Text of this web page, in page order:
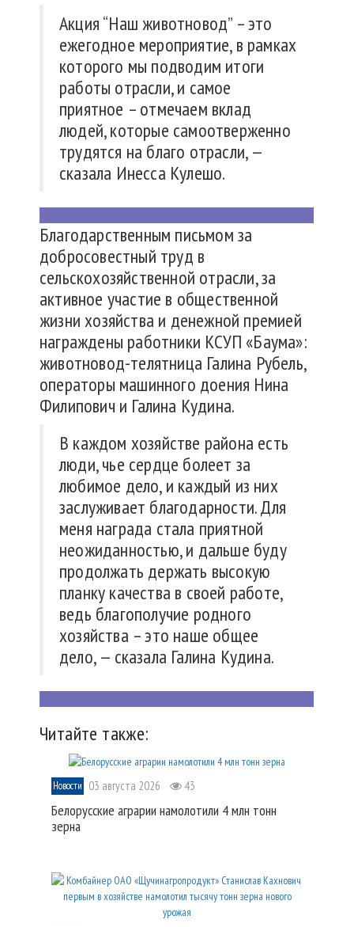
Акция “Наш животновод” – это
ежегодное мероприятие, в рамках
которого мы подводим итоги
работы отрасли, и самое
приятное – отмечаем вклад
людей, которые самоотверженно
трудятся на благо отрасли, —
сказала Инесса Кулешо.
Благодарственным письмом за
добросовестный труд в
сельскохозяйственной отрасли, за
активное участие в общественной
жизни хозяйства и денежной премией
награждены работники КСУП «Баума»:
животновод-телятница Галина Рубель,
операторы машинного доения Нина
Филипович и Галина Кудина.
В каждом хозяйстве района есть
люди, чье сердце болеет за
любимое дело, и каждый из них
заслуживает благодарности. Для
меня награда стала приятной
неожиданностью, и дальше буду
продолжать держать высокую
планку качества в своей работе,
ведь благополучие родного
хозяйства – это наше общее
дело, — сказала Галина Кудина.
Читайте также:
Новости 03 августа 2026 43
Белорусские аграрии намолотили 4 млн тонн
зерна